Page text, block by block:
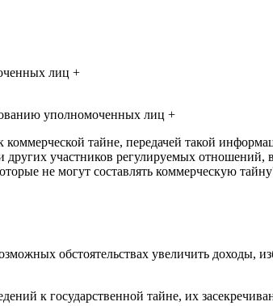
лиц +
уполномоченных лиц +
тайне, передачей такой
участников регулируемых отношений,
не могут составлять коммерческую
обстоятельствах увеличить доходы,
к государственной тайне, их